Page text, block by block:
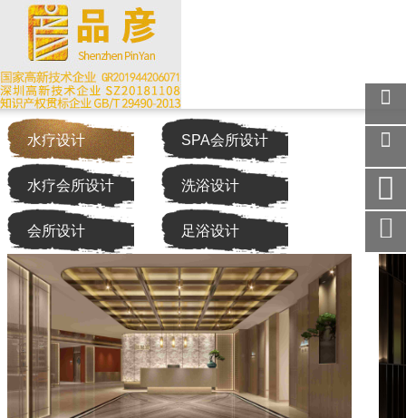
水疗设计 SPA会所设计
水疗会所设计 洗浴设计
会所设计 足浴设计
关注
微信
在线
手机
访问
服务
热线